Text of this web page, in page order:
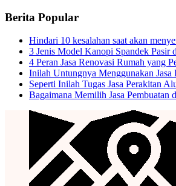
Berita Popular
Hindari 10 kesalahan saat akan
3 Jenis Model Kanopi Spandek Pasir
4 Peran Jasa Renovasi Rumah yang
Inilah Untungnya Menggunakan Jasa
Seperti Inilah Tugas Jasa Perakitan
Bagaimana Memilih Jasa Pembuatan